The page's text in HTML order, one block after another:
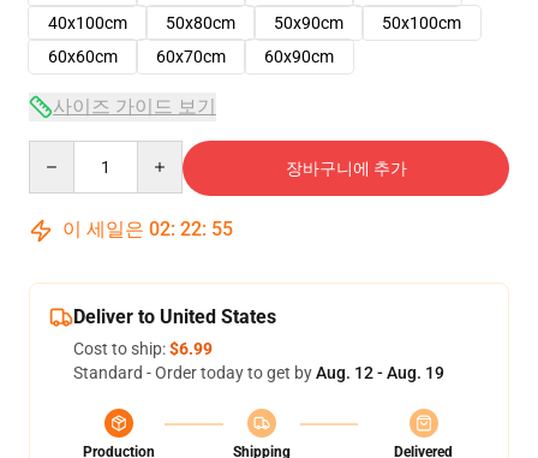
40x100cm
50x80cm 50x90cm
50x100cm
60x60cm
60x70cm 60x90cm
사이즈 가이드 보기
장바구니에 추가
이 세일은 02: 22: 54
Deliver to United States
Cost to ship:$6.99
Standard - Order today to get byAug. 12 - Aug. 19
Production
Shipping
Delivered